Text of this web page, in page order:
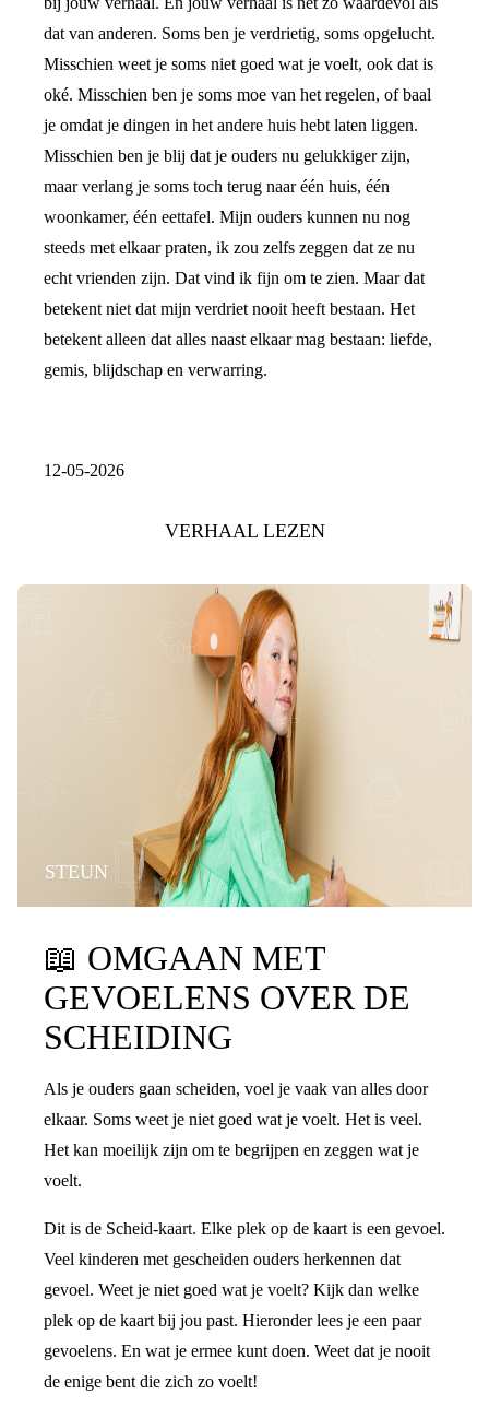
dat van anderen. Soms ben je verdrietig, soms opgelucht.
Misschien weet je soms niet goed wat je voelt, ook dat is
oké. Misschien ben je soms moe van het regelen, of baal
je omdat je dingen in het andere huis hebt laten liggen.
Misschien ben je blij dat je ouders nu gelukkiger zijn,
maar verlang je soms toch terug naar één huis, één
woonkamer, één eettafel. Mijn ouders kunnen nu nog
steeds met elkaar praten, ik zou zelfs zeggen dat ze nu
echt vrienden zijn. Dat vind ik fijn om te zien. Maar dat
betekent niet dat mijn verdriet nooit heeft bestaan. Het
betekent alleen dat alles naast elkaar mag bestaan: liefde,
gemis, blijdschap en verwarring.
12-05-2026
VERHAAL LEZEN
STEUN
📖 OMGAAN MET
GEVOELENS OVER DE
SCHEIDING
Als je ouders gaan scheiden, voel je vaak van alles door
elkaar. Soms weet je niet goed wat je voelt. Het is veel.
Het kan moeilijk zijn om te begrijpen en zeggen wat je
voelt.
Dit is de Scheid-kaart. Elke plek op de kaart is een gevoel.
Veel kinderen met gescheiden ouders herkennen dat
gevoel. Weet je niet goed wat je voelt? Kijk dan welke
plek op de kaart bij jou past. Hieronder lees je een paar
gevoelens. En wat je ermee kunt doen. Weet dat je nooit
de enige bent die zich zo voelt!